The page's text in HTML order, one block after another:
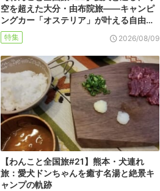
空を超えた大分・由布院旅――キャンピ
ングカー「オステリア」が叶える自由…
特集 2026/08/09
【わんこと全国旅#21】熊本・犬連れ
旅：愛犬ドンちゃんを癒す名湯と絶景キ
ャンプの軌跡